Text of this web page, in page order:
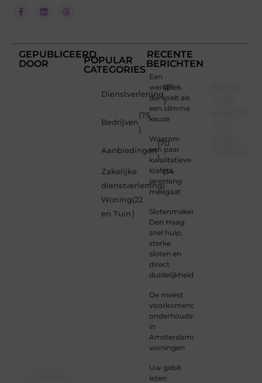
GEPUBLICEERD
DOOR
POPULAR
CATEGORIES
Dienstverlening
(81
)
Bedrijven
(75
)
Aanbiedingen
(70
)
Zakelijke
dienstverlening
(34
)
Woning
en Tuin
(22
)
RECENTE
BERICHTEN
Een
werkplek
die voelt als
een slimme
keuze
Waarom
een paar
kwalitatieve
loafers
jarenlang
meegaat
Slotenmaker
Den Haag:
snel hulp,
sterke
sloten en
direct
duidelijkheid
De meest
voorkomende
onderhoudswerkzaamheden
in
Amsterdamse
woningen
Uw gebit
laten